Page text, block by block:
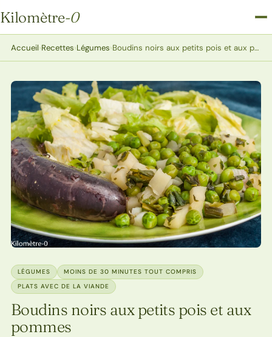
Kilomètre-0
Kilomètre-0
Accueil›Recettes›Légumes› Boudins noirs aux petits pois et aux pommes
LÉGUMES
MOINS DE 30 MINUTES TOUT COMPRIS
PLATS AVEC DE LA VIANDE
Boudins noirs aux petits pois et aux
pommes